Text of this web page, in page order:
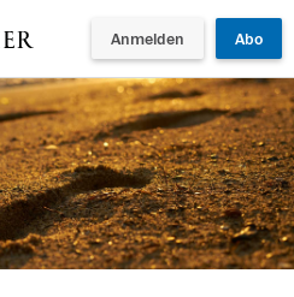
Anmelden Abo